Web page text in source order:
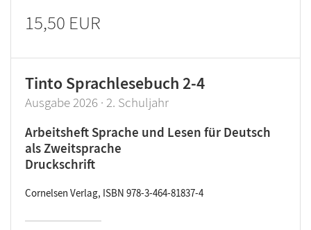
15,50 EUR
Tinto Sprachlesebuch 2-4
Ausgabe 2026 · 2. Schuljahr
Arbeitsheft Sprache und Lesen für Deutsch
als Zweitsprache
Druckschrift
Cornelsen Verlag, ISBN 978-3-464-81837-4